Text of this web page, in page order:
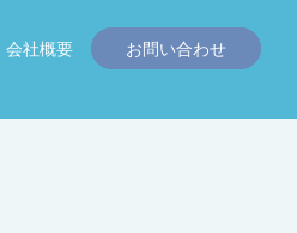
会社概要 お問い合わせ